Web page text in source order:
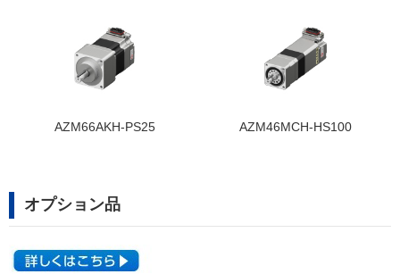
AZM66AKH-PS25 AZM46MCH-HS100
オプション品